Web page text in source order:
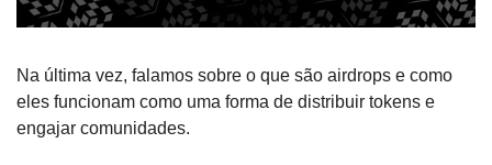
Na última vez, falamos sobre o que são airdrops e como
eles funcionam como uma forma de distribuir tokens e
engajar comunidades.